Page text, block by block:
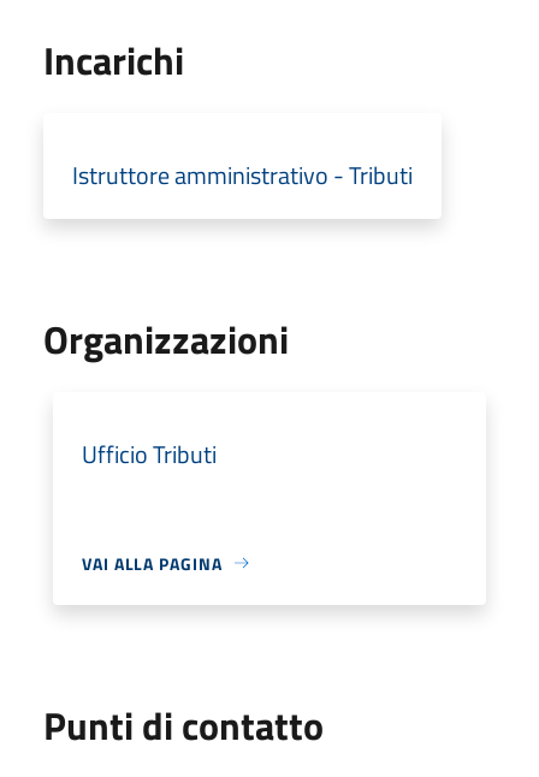
Incarichi
Istruttore amministrativo - Tributi
Organizzazioni
Ufficio Tributi
VAI ALLA PAGINA
Punti di contatto